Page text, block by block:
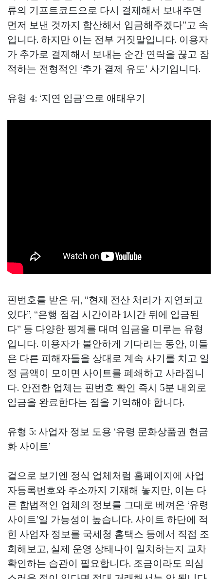
류의 기프트코드으로 다시 결제해서 보내주면
먼저 보낸 것까지 합산해서 입금해주겠다”고 속
입니다. 하지만 이는 전부 거짓말입니다. 이용자
가 추가로 결제해서 보내는 순간 연락을 끊고 잠
적하는 전형적인 ‘추가 결제 유도’ 사기입니다.
유형 4: ‘지연 입금’으로 애태우기
핀번호를 받은 뒤, “현재 전산 처리가 지연되고
있다”, “은행 점검 시간이라 1시간 뒤에 입금된
다” 등 다양한 핑계를 대며 입금을 미루는 유형
입니다. 이용자가 불안하게 기다리는 동안, 이들
은 다른 피해자들을 상대로 계속 사기를 치고 일
정 금액이 모이면 사이트를 폐쇄하고 사라집니
다. 안전한 업체는 핀번호 확인 즉시 5분 내외로
입금을 완료한다는 점을 기억해야 합니다.
유형 5: 사업자 정보 도용 ‘유령 문화상품권 현금
화 사이트’
겉으로 보기엔 정식 업체처럼 홈페이지에 사업
자등록번호와 주소까지 기재해 놓지만, 이는 다
른 합법적인 업체의 정보를 그대로 베껴온 ‘유령
사이트’일 가능성이 높습니다. 사이트 하단에 적
힌 사업자 정보를 국세청 홈택스 등에서 직접 조
회해보고, 실제 운영 상태나이 일치하는지 교차
확인하는 습관이 필요합니다. 조금이라도 의심